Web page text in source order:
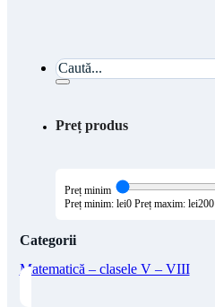
Caută...
Preț produs
Preț minim
Preț minim: lei0 Preț maxim: lei200
Categorii
Matematică – clasele V – VIII